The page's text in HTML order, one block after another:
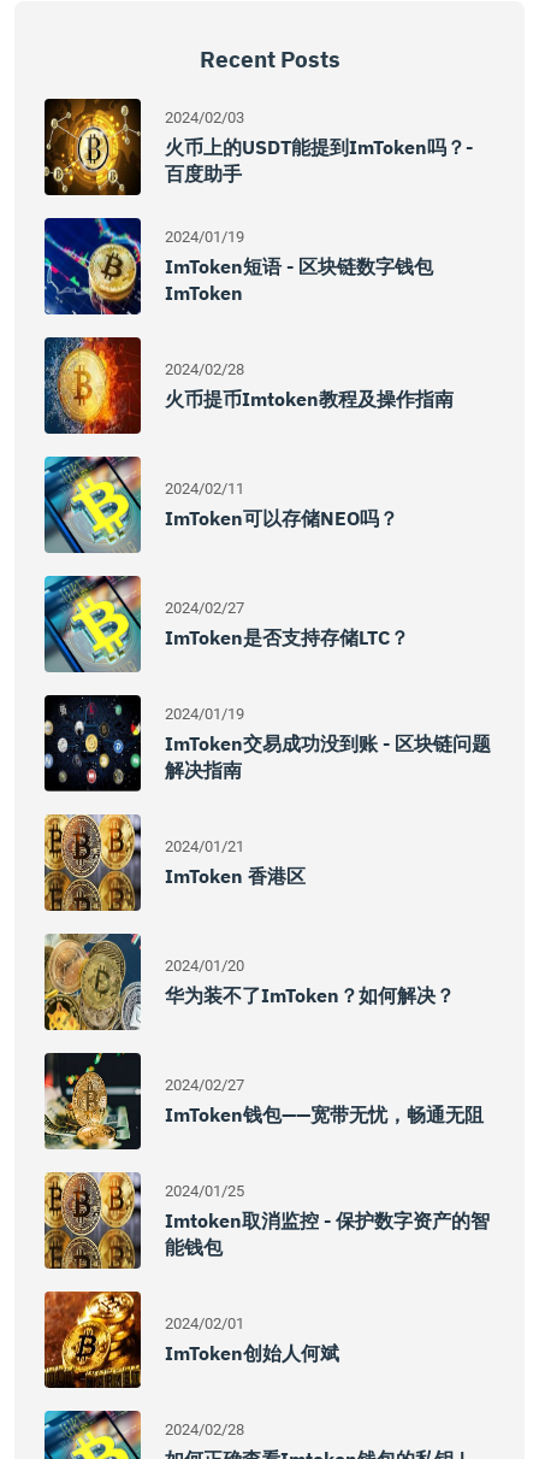
Recent Posts
2024/02/03
火币上的USDT能提到imToken吗？-
百度助手
2024/01/19
ImToken短语 - 区块链数字钱包
ImToken
2024/02/28
火币提币imtoken教程及操作指南
2024/02/11
ImToken可以存储NEO吗？
2024/02/27
ImToken是否支持存储LTC？
2024/01/19
ImToken交易成功没到账 - 区块链问题
解决指南
2024/01/21
ImToken 香港区
2024/01/20
华为装不了imToken？如何解决？
2024/02/27
ImToken钱包——宽带无忧，畅通无阻
2024/01/25
Imtoken取消监控 - 保护数字资产的智
能钱包
2024/02/01
ImToken创始人何斌
2024/02/28